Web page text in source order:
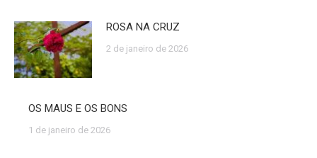
ROSA NA CRUZ
2 de janeiro de 2026
OS MAUS E OS BONS
1 de janeiro de 2026